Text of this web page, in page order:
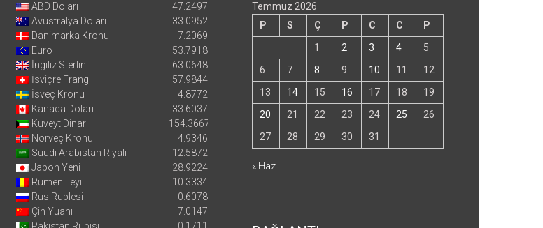
ABD Doları
47.2497
Avustralya Doları
33.0952
Danimarka Kronu
7.2069
Euro
53.7918
İngiliz Sterlini
63.0648
İsviçre Frangı
57.9844
İsveç Kronu
4.8772
Kanada Doları
33.6037
Kuveyt Dinarı
154.3667
Norveç Kronu
4.9346
Suudi Arabistan Riyali
12.5872
Japon Yeni
28.9224
Rumen Leyi
10.3334
Rus Rublesi
0.6078
Çin Yuanı
7.0147
Temmuz 2026
P
S Ç P C C
P
1
2 3 4
5
6
7 8 9 10 11
12
13
14 15 16 17 18
19
20
21 22 23 24 25
26
27
28 29 30 31
« Haz